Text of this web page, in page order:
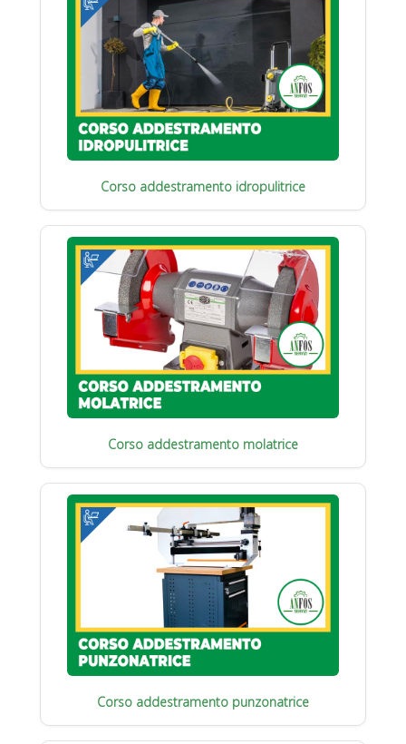
Corso addestramento idropulitrice
Corso addestramento molatrice
Corso addestramento punzonatrice